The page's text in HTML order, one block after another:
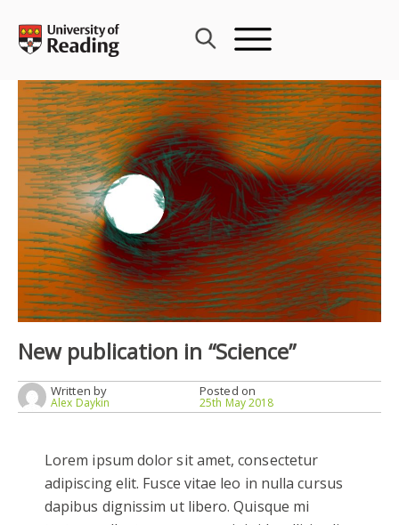
content
New publication in “Science”
Written by
Alex Daykin
Posted on
25th May 2018
Lorem ipsum dolor sit amet, consectetur
adipiscing elit. Fusce vitae leo in nulla cursus
dapibus dignissim ut libero. Quisque mi